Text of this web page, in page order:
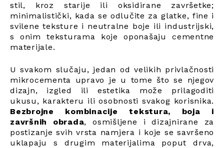
stil, kroz starije ili oksidirane završetke;
minimalistički, kada se odlučite za glatke, fine i
svilene teksture i neutralne boje ili industrijski,
s onim teksturama koje oponašaju cementne
materijale.
U svakom slučaju, jedan od velikih privlačnosti
mikrocementa upravo je u tome što se njegov
dizajn, izgled ili estetika može prilagoditi
ukusu, karakteru ili osobnosti svakog korisnika.
Bezbrojne kombinacije tekstura, boja i
završnih obrada, osmišljene i dizajnirane za
postizanje svih vrsta namjera i koje se savršeno
uklapaju s drugim materijalima poput drva,